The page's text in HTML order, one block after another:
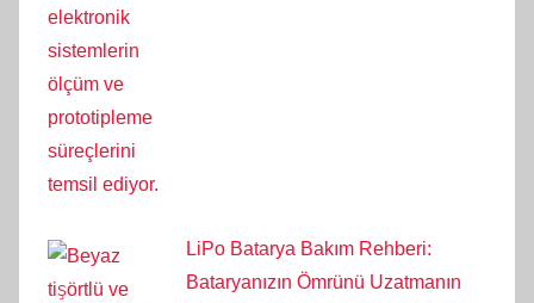
LiPo Batarya Bakım Rehberi:
Bataryanızın Ömrünü Uzatmanın